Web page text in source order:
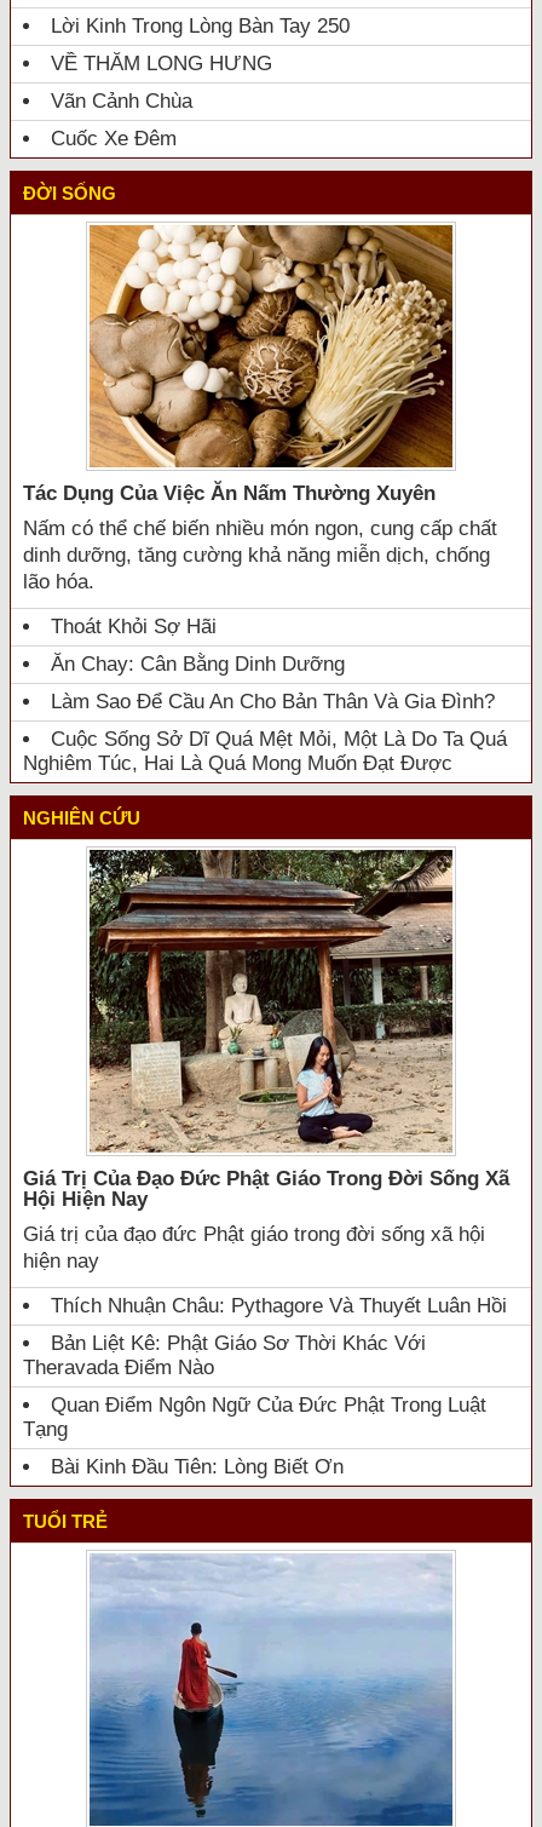
Lời Kinh Trong Lòng Bàn Tay 250
VỀ THĂM LONG HƯNG
Vãn Cảnh Chùa
Cuốc Xe Đêm
ĐỜI SỐNG
Tác Dụng Của Việc Ăn Nấm Thường Xuyên
Nấm có thể chế biến nhiều món ngon, cung cấp chất
dinh dưỡng, tăng cường khả năng miễn dịch, chống
lão hóa.
Thoát Khỏi Sợ Hãi
Ăn Chay: Cân Bằng Dinh Dưỡng
Làm Sao Để Cầu An Cho Bản Thân Và Gia Đình?
Cuộc Sống Sở Dĩ Quá Mệt Mỏi, Một Là Do Ta Quá
Nghiêm Túc, Hai Là Quá Mong Muốn Đạt Được
NGHIÊN CỨU
Giá Trị Của Đạo Đức Phật Giáo Trong Đời Sống Xã
Hội Hiện Nay
Giá trị của đạo đức Phật giáo trong đời sống xã hội
hiện nay
Thích Nhuận Châu: Pythagore Và Thuyết Luân Hồi
Bản Liệt Kê: Phật Giáo Sơ Thời Khác Với
Theravada Điểm Nào
Quan Điểm Ngôn Ngữ Của Đức Phật Trong Luật
Tạng
Bài Kinh Đầu Tiên: Lòng Biết Ơn
TUỔI TRẺ